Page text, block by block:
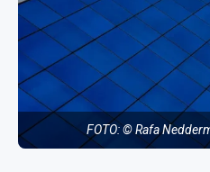
FOTO: © Rafa